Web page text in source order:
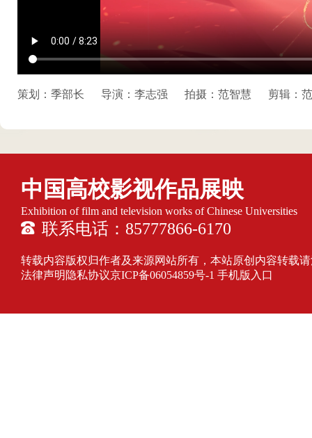
策划：季部长 导演：李志强 拍摄：范智慧 剪辑：
中国高校影视作品展映
Exhibition of film and television works of Chinese Universities
联系电话：85777866-6170
转载内容版权归作者及来源网站所有，本站原创内容转载
法律声明隐私协议京ICP备06054859号-1 手机版入口